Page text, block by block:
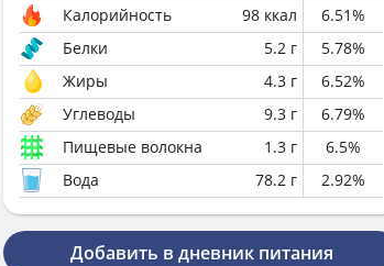
Калорийность 98 ккал 6.51%
Белки
5.2 г 5.78%
Жиры
4.3 г 6.52%
Углеводы
9.3 г 6.79%
Пищевые волокна
1.3 г 6.5%
Вода
78.2 г 2.92%
Добавить в дневник питания